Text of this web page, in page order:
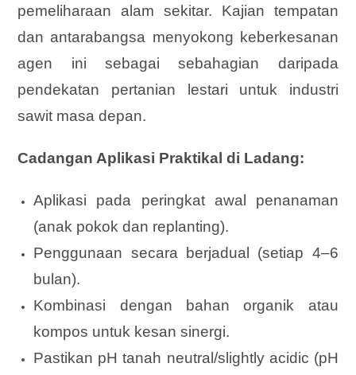
pemeliharaan alam sekitar. Kajian tempatan
dan antarabangsa menyokong keberkesanan
agen ini sebagai sebahagian daripada
pendekatan pertanian lestari untuk industri
sawit masa depan.
Cadangan Aplikasi Praktikal di Ladang:
Aplikasi pada peringkat awal penanaman
(anak pokok dan replanting).
Penggunaan secara berjadual (setiap 4–6
bulan).
Kombinasi dengan bahan organik atau
kompos untuk kesan sinergi.
Pastikan pH tanah neutral/slightly acidic (pH